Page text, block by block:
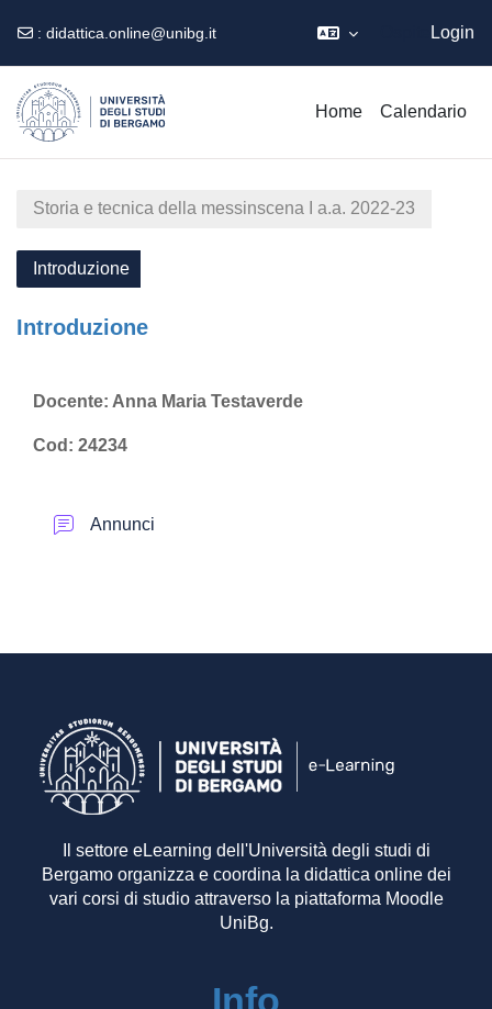
: didattica.online@unibg.it Login
Home Calendario
Storia e tecnica della messinscena I a.a. 2022-23
Introduzione
Introduzione
Schema della sezione
Docente: Anna Maria Testaverde
Cod: 24234
Annunci
Il settore eLearning dell'Università degli studi di
Bergamo organizza e coordina la didattica online dei
vari corsi di studio attraverso la piattaforma Moodle
UniBg.
Info